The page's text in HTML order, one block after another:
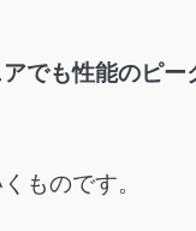
でも性能のピー
ものです。